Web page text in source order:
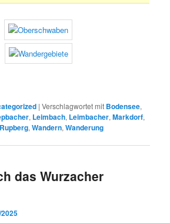
|Verschlagwortet mit Bodensee,
, Leimbach, Leimbacher,Markdorf,
Rupberg,Wandern,Wanderung
das Wurzacher